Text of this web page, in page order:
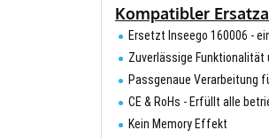
Kompatibler
Ersetzt Inseego 160006 -
Zuverlässige Funktionalität
Passgenaue Verarbeitung
CE & RoHs - Erfüllt alle
Kein Memory Effekt